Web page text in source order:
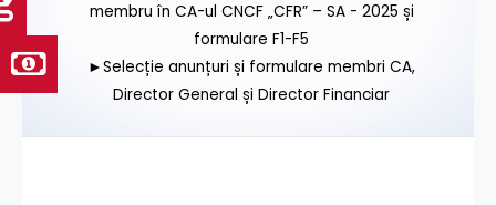
membru în CA-ul CNCF „CFR” – SA - 2025 și
formulare F1-F5
►Selecție anunțuri și formulare membri CA,
Director General și Director Financiar